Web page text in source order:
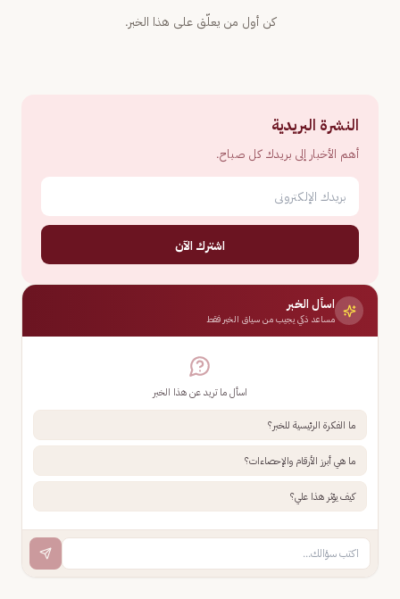
كن أول من يعلّق على هذا الخبر.
النشرة البريدية
أهم الأخبار إلى بريدك كل صباح.
اشترك الآن
اسأل الخبر
مساعد ذكي يجيب من سياق الخبر فقط
اسأل ما تريد عن هذا الخبر
ما الفكرة الرئيسية للخبر؟
ما هي أبرز الأرقام والإحصاءات؟
كيف يؤثر هذا علي؟